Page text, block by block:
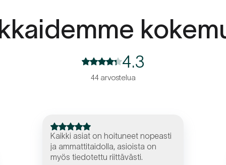
4.3
44 arvostelua
Kaikki asiat on hoituneet nopeasti
ja ammattitaidolla, asioista on
myös tiedotettu riittävästi.